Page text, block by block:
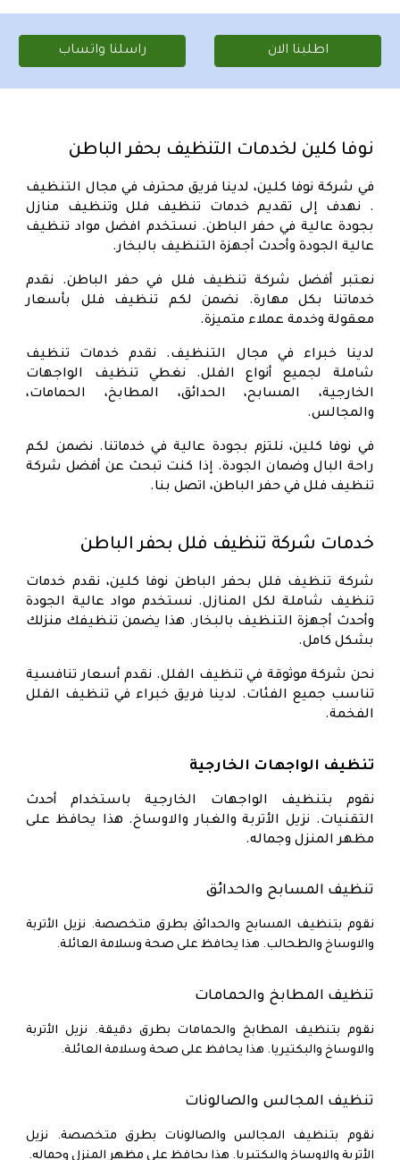
راسلنا واتساب اطلبنا الان
نوفا كلين لخدمات التنظيف بحفر الباطن
في شركة نوفا كلين، لدينا فريق محترف في مجال التنظيف
. نهدف إلى تقديم خدمات تنظيف فلل وتنظيف منازل
بجودة عالية في حفر الباطن. نستخدم افضل مواد تنظيف
عالية الجودة وأحدث أجهزة التنظيف بالبخار.
نعتبر أفضل شركة تنظيف فلل في حفر الباطن. نقدم
خدماتنا بكل مهارة. نضمن لكم تنظيف فلل بأسعار
معقولة وخدمة عملاء متميزة.
لدينا خبراء في مجال التنظيف. نقدم خدمات تنظيف
شاملة لجميع أنواع الفلل. نغطي تنظيف الواجهات
الخارجية، المسابح، الحدائق، المطابخ، الحمامات،
والمجالس.
في نوفا كلين، نلتزم بجودة عالية في خدماتنا. نضمن لكم
راحة البال وضمان الجودة. إذا كنت تبحث عن أفضل شركة
تنظيف فلل في حفر الباطن، اتصل بنا.
خدمات شركة تنظيف فلل بحفر الباطن
شركة تنظيف فلل بحفر الباطن نوفا كلين، نقدم خدمات
تنظيف شاملة لكل المنازل. نستخدم مواد عالية الجودة
وأحدث أجهزة التنظيف بالبخار. هذا يضمن تنظيفك منزلك
بشكل كامل.
نحن شركة موثوقة في تنظيف الفلل. نقدم أسعار تنافسية
تناسب جميع الفئات. لدينا فريق خبراء في تنظيف الفلل
الفخمة.
تنظيف الواجهات الخارجية
نقوم بتنظيف الواجهات الخارجية باستخدام أحدث
التقنيات. نزيل الأتربة والغبار والاوساخ. هذا يحافظ على
مظهر المنزل وجماله.
تنظيف المسابح والحدائق
نقوم بتنظيف المسابح والحدائق بطرق متخصصة. نزيل الأتربة
والاوساخ والطحالب. هذا يحافظ على صحة وسلامة العائلة.
تنظيف المطابخ والحمامات
نقوم بتنظيف المطابخ والحمامات بطرق دقيقة. نزيل الأتربة
والاوساخ والبكتيريا. هذا يحافظ على صحة وسلامة العائلة.
تنظيف المجالس والصالونات
نقوم بتنظيف المجالس والصالونات بطرق متخصصة. نزيل
الأتربة والاوساخ والبكتيريا. هذا يحافظ على مظهر المنزل وجماله.